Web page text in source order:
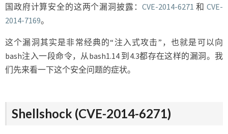
国政府计算安全的这两个漏洞披露：CVE-2014-6271 和CVE-
2014-7169。
这个漏洞其实是非常经典的“注入式攻击”，也就是可以向
bash注入一段命令，从bash1.14 到4.3都存在这样的漏洞。我
们先来看一下这个安全问题的症状。
Shellshock (CVE-2014-6271)